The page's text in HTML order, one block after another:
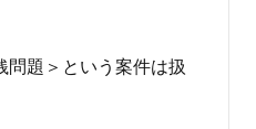
問題＞という案件は扱